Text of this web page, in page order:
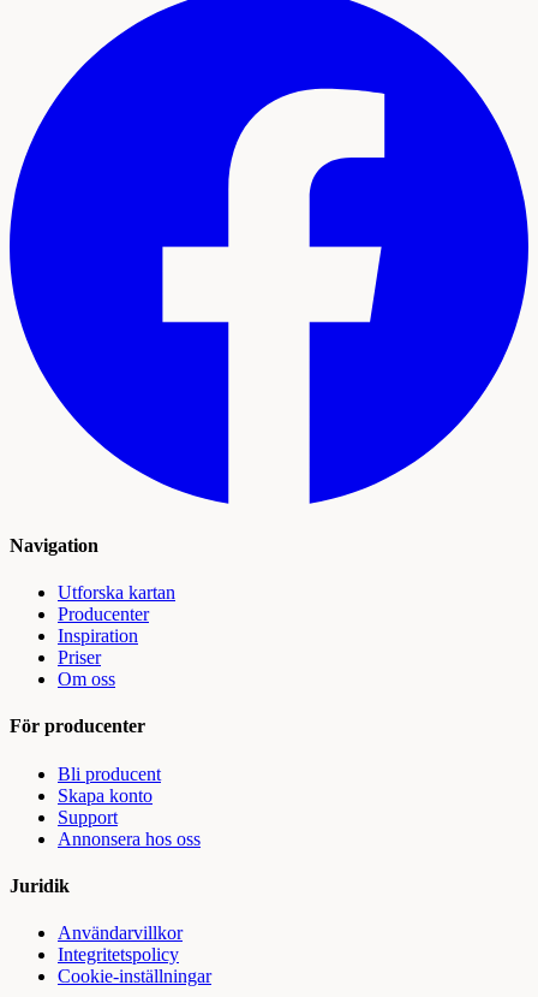
Navigation
Utforska kartan
Producenter
Inspiration
Priser
Om oss
För producenter
Bli producent
Skapa konto
Support
Annonsera hos oss
Juridik
Användarvillkor
Integritetspolicy
Cookie-inställningar